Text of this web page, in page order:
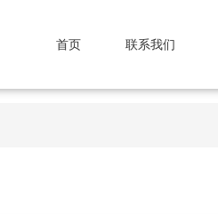
首页 联系我们